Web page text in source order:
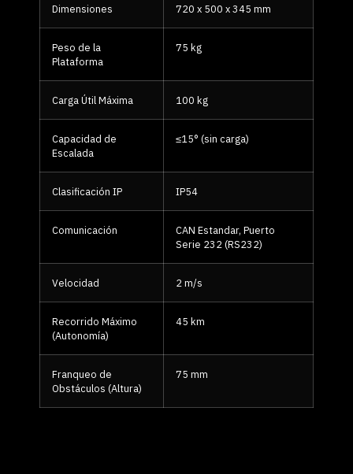
Dimensiones 720 x 500 x 345 mm
Peso de la
Plataforma
75 kg
Carga Útil Máxima 100 kg
Capacidad de
Escalada
≤15° (sin carga)
Clasificación IP IP54
Comunicación
CAN Estandar, Puerto
Serie 232 (RS232)
Velocidad 2 m/s
Recorrido Máximo
(Autonomía)
45 km
Franqueo de
Obstáculos (Altura)
75 mm